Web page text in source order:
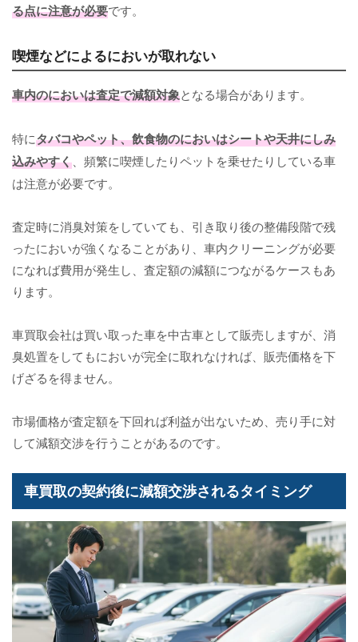
る点に注意が必要です。
喫煙などによるにおいが取れない
車内のにおいは査定で減額対象となる場合があります。
特にタバコやペット、飲食物のにおいはシートや天井にしみ
込みやすく 、頻繁に喫煙したりペットを乗せたりしている車
は注意が必要です。
査定時に消臭対策をしていても、引き取り後の整備段階で残
ったにおいが強くなることがあり、車内クリーニングが必要
になれば費用が発生し、査定額の減額につながるケースもあ
ります。
車買取会社は買い取った車を中古車として販売しますが、消
臭処置をしてもにおいが完全に取れなければ、販売価格を下
げざるを得ません。
市場価格が査定額を下回れば利益が出ないため、売り手に対
して減額交渉を行うことがあるのです。
車買取の契約後に減額交渉されるタイミング